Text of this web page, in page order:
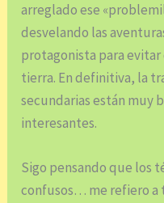
arreglado ese
desvelando las
protagonista para
tierra. En definitiva, la
secundarias están muy
interesantes.
Sigo pensando que los
confusos… me refiero a